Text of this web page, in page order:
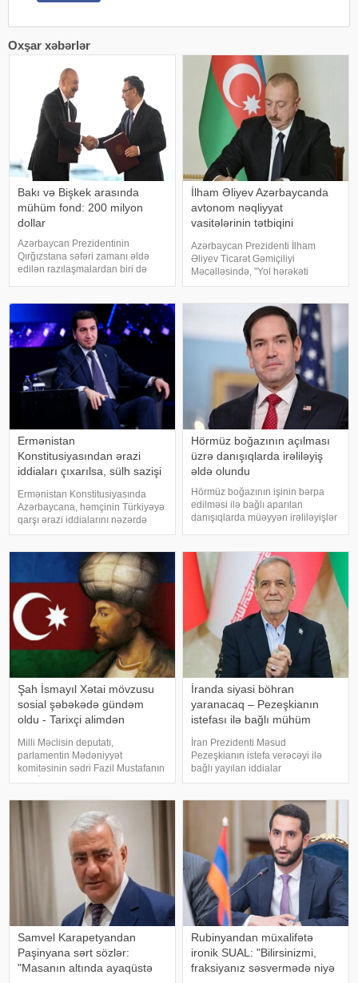
Oxşar xəbərlər
Bakı və Bişkek arasında
mühüm fond: 200 milyon
dollar
Azərbaycan Prezidentinin
Qırğızstana səfəri zamanı əldə
edilən razılaşmalardan biri də
imkanlarını ikiqat artıraraq 200
milyon dollara çatdırmaq barədə
idi. Azərbayca
İlham Əliyev Azərbaycanda
avtonom nəqliyyat
vasitələrinin tətbiqini
Azərbaycan Prezidenti İlham
Əliyev Ticarət Gəmiçiliyi
Məcəlləsində, "Yol hərəkəti
haqqında", "Nəqliyyat haqqında",
dövriyyənin müəyyən
iştirakçılarına mənsu
Ermənistan
Konstitusiyasından ərazi
iddiaları çıxarılsa, sülh sazişi
Ermənistan Konstitusiyasında
Azərbaycana, həmçinin Türkiyəyə
qarşı ərazi iddialarını nəzərdə
tutan maddə çıxarılmalıdır. Bunu
köməkçisi – Prezident
Administrasiyasının Xarici siyasət
məsələləri şöbəsini
Hörmüz boğazının açılması
üzrə danışıqlarda irəliləyiş
əldə olundu
Hörmüz boğazının işinin bərpa
edilməsi ilə bağlı aparılan
danışıqlarda müəyyən irəliləyişlər
barədə ABŞ dövlət katibi Marko
Rubio açıqlama verib. xəbər verir
Şah İsmayıl Xətai mövzusu
sosial şəbəkədə gündəm
oldu - Tarixçi alimdən
Milli Məclisin deputatı,
parlamentin Mədəniyyət
komitəsinin sədri Fazil Mustafanın
Şah İsmayıl Xətai ilə bağlı
Deputat Şah İsmayılın adını
daşıyan ordeni
İranda siyasi böhran
yaranacaq – Pezeşkianın
istefası ilə bağlı mühüm
açıqlama
İran Prezidenti Məsud
Pezeşkianın istefa verəcəyi ilə
bağlı yayılan iddialar
müzakirələrə səbəb olub. Bəs
realdır və bu, ölkədə siyasi
böhrana yol aça bilərmi?. Mövzu
ilə bağlı -a danışan siyas
Samvel Karapetyandan
Paşinyana sərt sözlər:
"Masanın altında ayaqüstə
Rubinyandan müxalifətə
ironik SUAL: "Bilirsinizmi,
fraksiyanız səsvermədə niyə